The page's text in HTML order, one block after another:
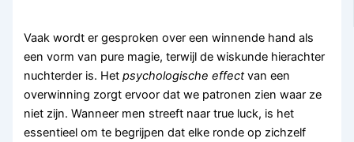
Vaak wordt er gesproken over een winnende hand als
een vorm van pure magie, terwijl de wiskunde hierachter
nuchterder is. Hetpsychologische effectvan een
overwinning zorgt ervoor dat we patronen zien waar ze
niet zijn. Wanneer men streeft naar true luck, is het
essentieel om te begrijpen dat elke ronde op zichzelf